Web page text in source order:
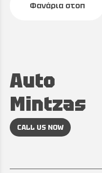
Φανάρια στοπ
Auto
Mintzas
CALL US NOW